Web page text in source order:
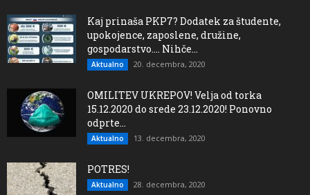
Kaj prinaša PKP7? Dodatek za študente,
upokojence, zaposlene, družine,
gospodarstvo…. Nihče...
Aktualno 20. decembra, 2020
OMILITEV UKREPOV! Velja od torka
15.12.2020 do srede 23.12.2020! Ponovno
odprte...
Aktualno 13. decembra, 2020
POTRES!
Aktualno 28. decembra, 2020